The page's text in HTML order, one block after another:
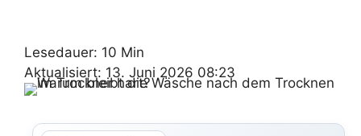
Lesedauer: 10 Min
Aktualisiert: 13. Juni 2026 08:23